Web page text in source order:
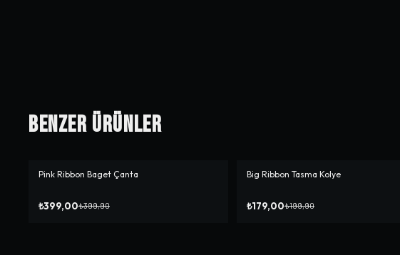
Benzer Ürünler
-% 0
Pink Ribbon Baget Çanta
₺399,00₺399,90
-% 10
Big Ribbon Tasma Kolye
₺179,00₺199,90